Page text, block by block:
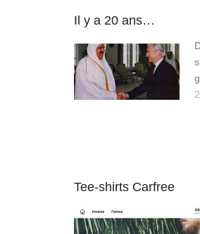
Il y a 20 ans…
Tee-shirts Carfree